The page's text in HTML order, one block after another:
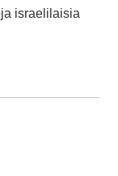
israelilaisia